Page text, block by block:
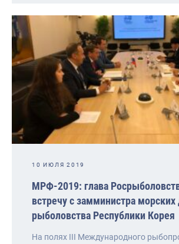
10 ИЮЛЯ 2019
МРФ-2019: глава
встречу с замминистра морских
рыболовства Республики Корея
На полях III Международного